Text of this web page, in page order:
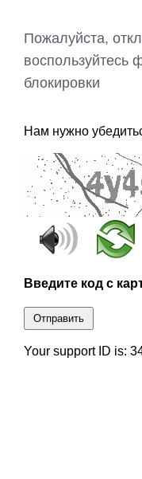
Пожалуйста,
воспользуйтесь
блокировки
Нам нужно
Введите код с
Отправить
Your support ID is: